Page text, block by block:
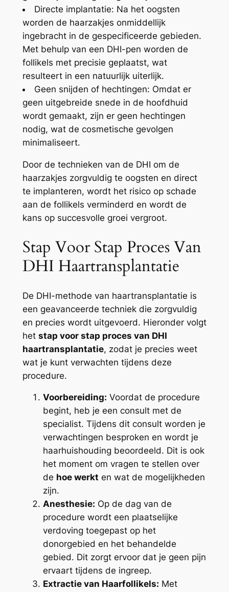
Directe implantatie: Na het oogsten
worden de haarzakjes onmiddellijk
ingebracht in de gespecificeerde gebieden.
Met behulp van een DHI-pen worden de
follikels met precisie geplaatst, wat
resulteert in een natuurlijk uiterlijk.
Geen snijden of hechtingen: Omdat er
geen uitgebreide snede in de hoofdhuid
wordt gemaakt, zijn er geen hechtingen
nodig, wat de cosmetische gevolgen
minimaliseert.
Door de technieken van de DHI om de
haarzakjes zorgvuldig te oogsten en direct
te implanteren, wordt het risico op schade
aan de follikels verminderd en wordt de
kans op succesvolle groei vergroot.
Stap Voor Stap Proces Van
DHI Haartransplantatie
De DHI-methode van haartransplantatie is
een geavanceerde techniek die zorgvuldig
en precies wordt uitgevoerd. Hieronder volgt
het stap voor stap proces van DHI
haartransplantatie, zodat je precies weet
wat je kunt verwachten tijdens deze
procedure.
Voorbereiding: Voordat de procedure
begint, heb je een consult met de
specialist. Tijdens dit consult worden je
verwachtingen besproken en wordt je
haarhuishouding beoordeeld. Dit is ook
het moment om vragen te stellen over
de hoe werkt en wat de mogelijkheden
zijn.
Anesthesie: Op de dag van de
procedure wordt een plaatselijke
verdoving toegepast op het
donorgebied en het behandelde
gebied. Dit zorgt ervoor dat je geen pijn
ervaart tijdens de ingreep.
Extractie van Haarfollikels: Met